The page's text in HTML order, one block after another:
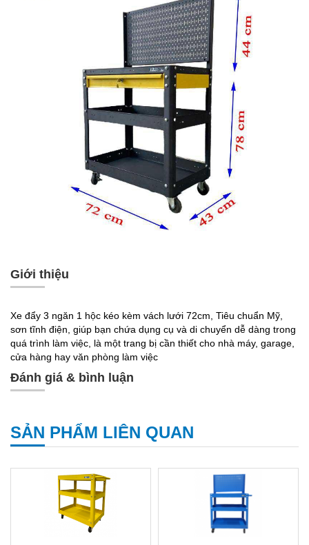
Giới thiệu
Xe đẩy 3 ngăn 1 hộc kéo kèm vách lưới 72cm, Tiêu chuẩn Mỹ,
sơn tĩnh điện, giúp bạn chứa dụng cụ và di chuyển dễ dàng trong
quá trình làm việc, là một trang bị cần thiết cho nhà máy, garage,
cửa hàng hay văn phòng làm việc
Đánh giá & bình luận
SẢN PHẨM LIÊN QUAN